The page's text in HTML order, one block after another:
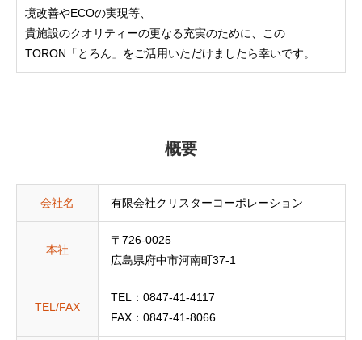
境改善やECOの実現等、
貴施設のクオリティーの更なる充実のために、この
TORON「とろん」をご活用いただけましたら幸いです。
概要
会社名 有限会社クリスターコーポレーション
本社
〒726-0025
広島県府中市河南町37-1
TEL/FAX
TEL：0847-41-4117
FAX：0847-41-8066